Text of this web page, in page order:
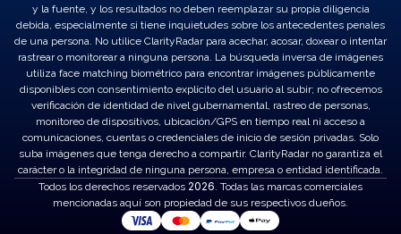
y la fuente, y los resultados no deben reemplazar su propia diligencia
debida, especialmente si tiene inquietudes sobre los antecedentes penales
de una persona. No utilice ClarityRadar para acechar, acosar, doxear o intentar
rastrear o monitorear a ninguna persona. La búsqueda inversa de imágenes
utiliza face matching biométrico para encontrar imágenes públicamente
disponibles con consentimiento explícito del usuario al subir; no ofrecemos
verificación de identidad de nivel gubernamental, rastreo de personas,
monitoreo de dispositivos, ubicación/GPS en tiempo real ni acceso a
comunicaciones, cuentas o credenciales de inicio de sesión privadas. Solo
suba imágenes que tenga derecho a compartir. ClarityRadar no garantiza el
carácter o la integridad de ninguna persona, empresa o entidad identificada.
Todos los derechos reservados 2026. Todas las marcas comerciales
mencionadas aquí son propiedad de sus respectivos dueños.